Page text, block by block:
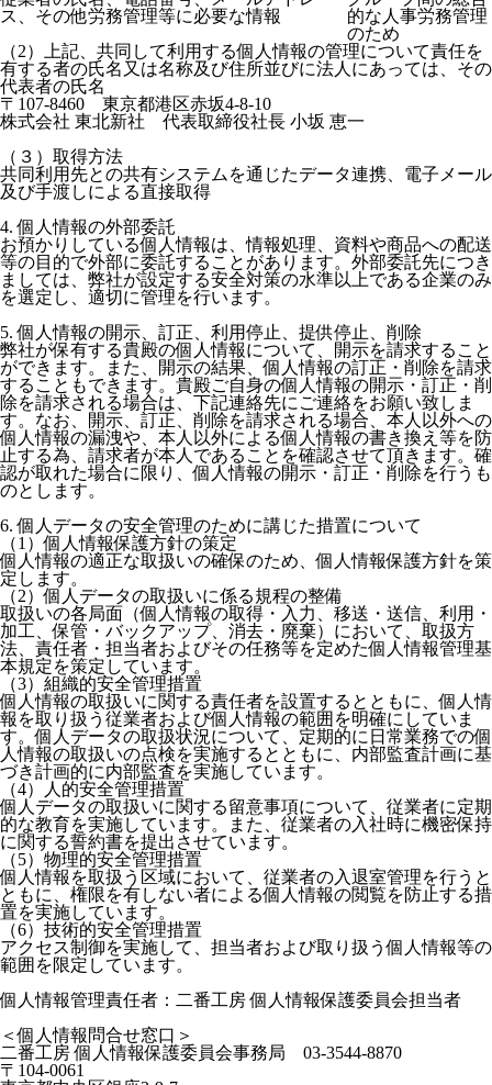
ス、その他労務管理等に必要な情報
的な人事労務管理
のため
（2）上記、共同して利用する個人情報の管理について責任を
有する者の氏名又は名称及び住所並びに法人にあっては、その
代表者の氏名
〒107-8460 東京都港区赤坂4-8-10
株式会社 東北新社 代表取締役社長 小坂 恵一
（３）取得方法
共同利用先との共有システムを通じたデータ連携、電子メール
及び手渡しによる直接取得
4. 個人情報の外部委託
お預かりしている個人情報は、情報処理、資料や商品への配送
等の目的で外部に委託することがあります。外部委託先につき
ましては、弊社が設定する安全対策の水準以上である企業のみ
を選定し、適切に管理を行います。
5. 個人情報の開示、訂正、利用停止、提供停止、削除
弊社が保有する貴殿の個人情報について、開示を請求すること
ができます。また、開示の結果、個人情報の訂正・削除を請求
することもできます。貴殿ご自身の個人情報の開示・訂正・削
除を請求される場合は、下記連絡先にご連絡をお願い致しま
す。なお、開示、訂正、削除を請求される場合、本人以外への
個人情報の漏洩や、本人以外による個人情報の書き換え等を防
止する為、請求者が本人であることを確認させて頂きます。確
認が取れた場合に限り、個人情報の開示・訂正・削除を行うも
のとします。
6. 個人データの安全管理のために講じた措置について
（1）個人情報保護方針の策定
個人情報の適正な取扱いの確保のため、個人情報保護方針を策
定します。
（2）個人データの取扱いに係る規程の整備
取扱いの各局面（個人情報の取得・入力、移送・送信、利用・
加工、保管・バックアップ、消去・廃棄）において、取扱方
法、責任者・担当者およびその任務等を定めた個人情報管理基
本規定を策定しています。
（3）組織的安全管理措置
個人情報の取扱いに関する責任者を設置するとともに、個人情
報を取り扱う従業者および個人情報の範囲を明確にしていま
す。個人データの取扱状況について、定期的に日常業務での個
人情報の取扱いの点検を実施するとともに、内部監査計画に基
づき計画的に内部監査を実施しています。
（4）人的安全管理措置
個人データの取扱いに関する留意事項について、従業者に定期
的な教育を実施しています。また、従業者の入社時に機密保持
に関する誓約書を提出させています。
（5）物理的安全管理措置
個人情報を取扱う区域において、従業者の入退室管理を行うと
ともに、権限を有しない者による個人情報の閲覧を防止する措
置を実施しています。
（6）技術的安全管理措置
アクセス制御を実施して、担当者および取り扱う個人情報等の
範囲を限定しています。
個人情報管理責任者：二番工房 個人情報保護委員会担当者
＜個人情報問合せ窓口＞
二番工房 個人情報保護委員会事務局 03-3544-8870
〒104-0061